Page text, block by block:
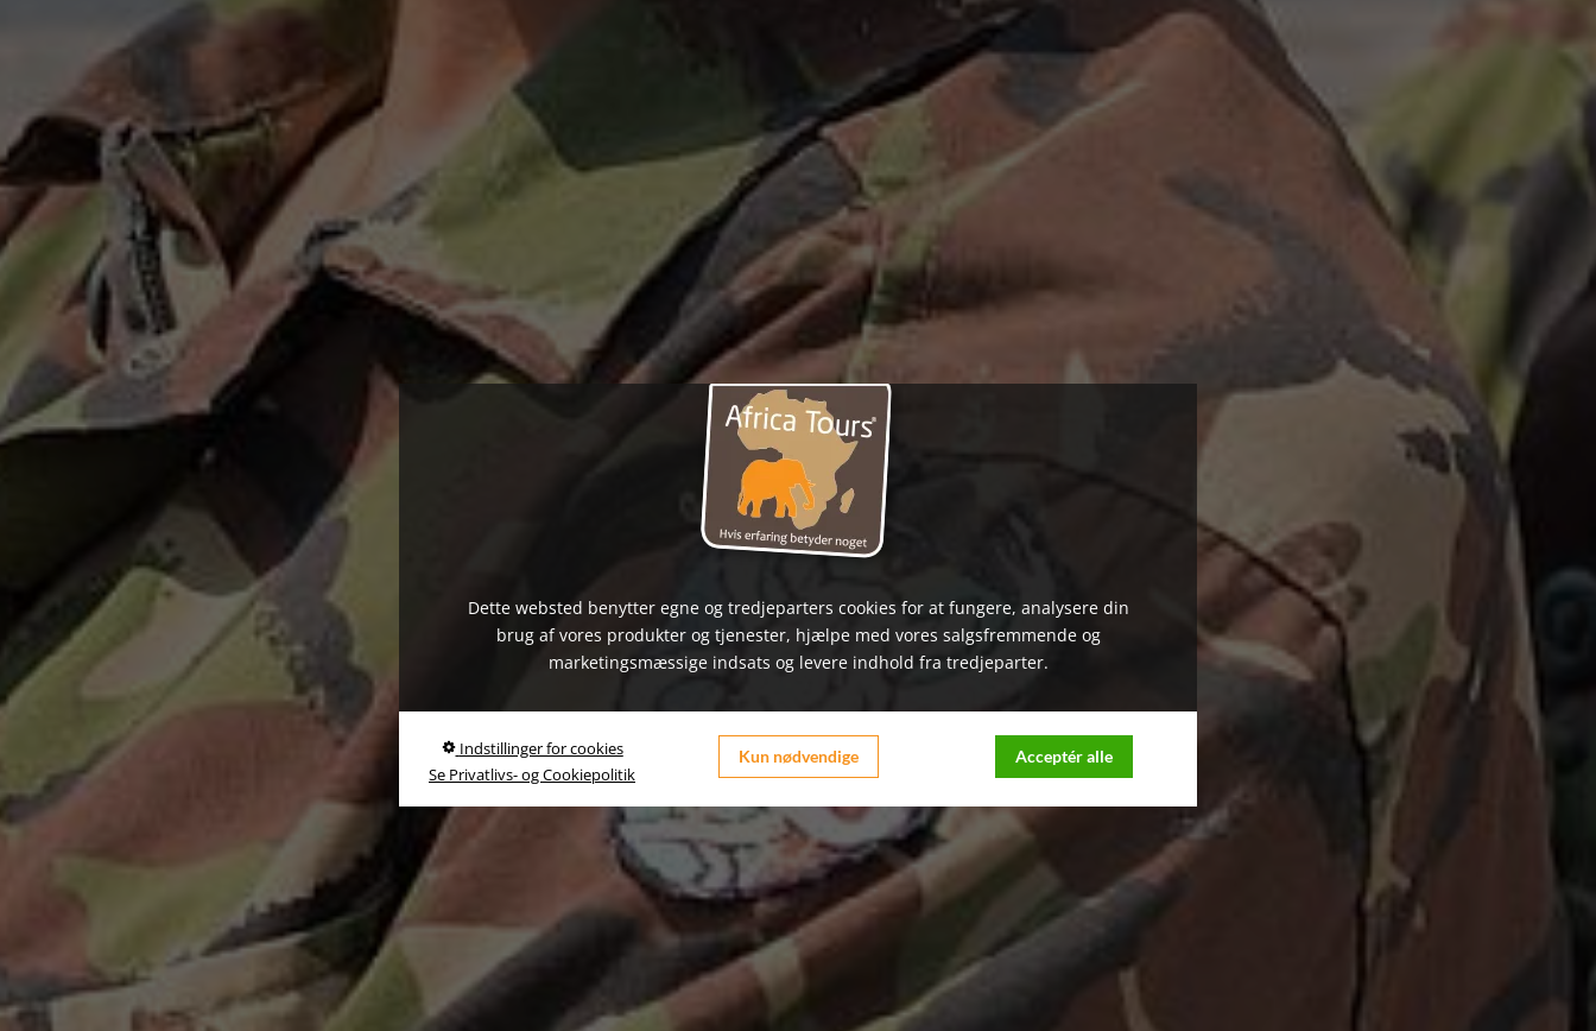
Dette websted benytter egne og tredjeparters cookies for at fungere, analysere din
brug af vores produkter og tjenester, hjælpe med vores salgsfremmende og
marketingsmæssige indsats og levere indhold fra tredjeparter.
Indstillinger for cookies
Se Privatlivs- og Cookiepolitik
Kun nødvendige Acceptér alle